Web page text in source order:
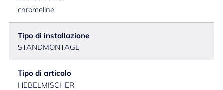
chromeline
Tipo di installazione
STANDMONTAGE
Tipo di articolo
HEBELMISCHER